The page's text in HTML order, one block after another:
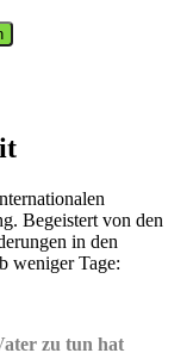
Begeistert von den
in den
weniger Tage:
zu tun hat